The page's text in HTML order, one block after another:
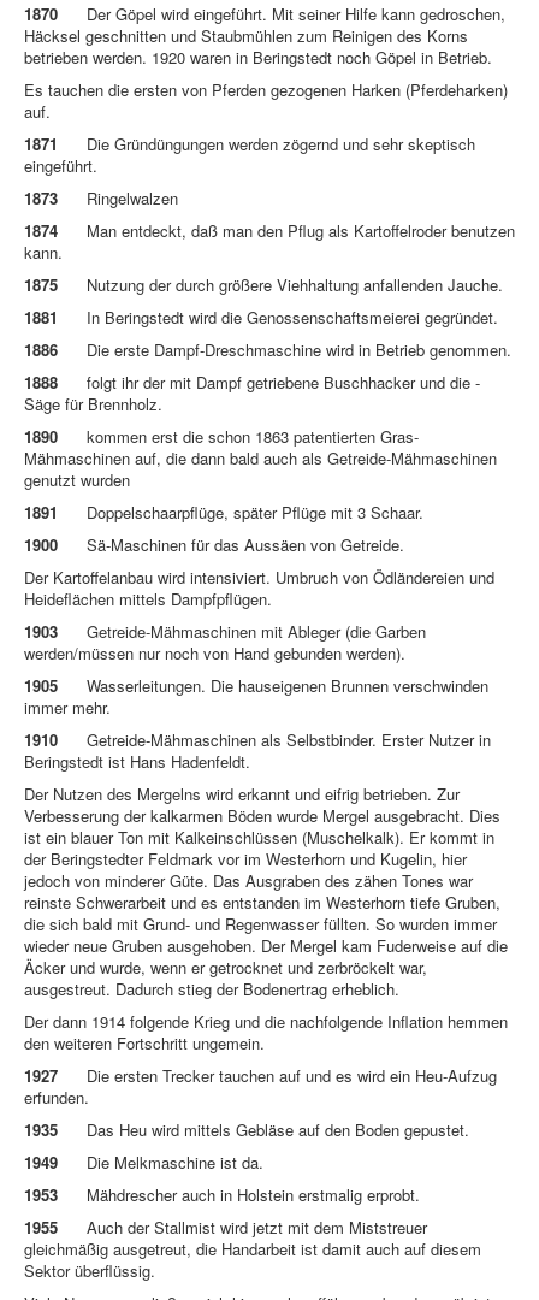
1870 Der Göpel wird eingeführt. Mit seiner Hilfe kann gedroschen,
Häcksel geschnitten und Staubmühlen zum Reinigen des Korns
betrieben werden. 1920 waren in Beringstedt noch Göpel in Betrieb.
Es tauchen die ersten von Pferden gezogenen Harken (Pferdeharken)
auf.
1871
Die Gründüngungen werden zögernd und sehr skeptisch
eingeführt.
1873 Ringelwalzen
1874
Man entdeckt, daß man den Pflug als Kartoffelroder benutzen
kann.
1875
Nutzung der durch größere Viehhaltung anfallenden Jauche.
1881
In Beringstedt wird die Genossenschaftsmeierei gegründet.
1886 Die erste Dampf-Dreschmaschine wird in Betrieb genommen.
1888
folgt ihr der mit Dampf getriebene Buschhacker und die -
Säge für Brennholz.
1890
kommen erst die schon 1863 patentierten Gras-
Mähmaschinen auf, die dann bald auch als Getreide-Mähmaschinen
genutzt wurden
1891
Doppelschaarpflüge, später Pflüge mit 3 Schaar.
1900
Sä-Maschinen für das Aussäen von Getreide.
Der Kartoffelanbau wird intensiviert. Umbruch von Ödländereien und
Heideflächen mittels Dampfpflügen.
1903 Getreide-Mähmaschinen mit Ableger (die Garben
werden/müssen nur noch von Hand gebunden werden).
1905 Wasserleitungen. Die hauseigenen Brunnen verschwinden
immer mehr.
1910
Getreide-Mähmaschinen als Selbstbinder. Erster Nutzer in
Beringstedt ist Hans Hadenfeldt.
Der Nutzen des Mergelns wird erkannt und eifrig betrieben. Zur
Verbesserung der kalkarmen Böden wurde Mergel ausgebracht. Dies
ist ein blauer Ton mit Kalkeinschlüssen (Muschelkalk). Er kommt in
der Beringstedter Feldmark vor im Westerhorn und Kugelin, hier
jedoch von minderer Güte. Das Ausgraben des zähen Tones war
reinste Schwerarbeit und es entstanden im Westerhorn tiefe Gruben,
die sich bald mit Grund- und Regenwasser füllten. So wurden immer
wieder neue Gruben ausgehoben. Der Mergel kam Fuderweise auf die
Äcker und wurde, wenn er getrocknet und zerbröckelt war,
ausgestreut. Dadurch stieg der Bodenertrag erheblich.
Der dann 1914 folgende Krieg und die nachfolgende Inflation hemmen
den weiteren Fortschritt ungemein.
1927
Die ersten Trecker tauchen auf und es wird ein Heu-Aufzug
erfunden.
1935
Das Heu wird mittels Gebläse auf den Boden gepustet.
1949 Die Melkmaschine ist da.
1953
Mähdrescher auch in Holstein erstmalig erprobt.
1955 Auch der Stallmist wird jetzt mit dem Miststreuer
gleichmäßig ausgetreut, die Handarbeit ist damit auch auf diesem
Sektor überflüssig.